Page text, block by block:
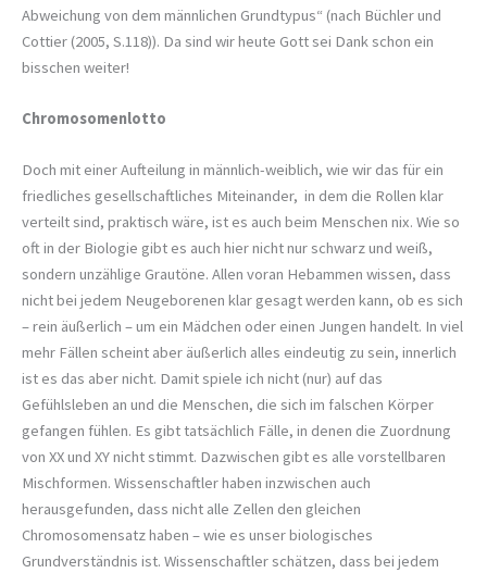
Abweichung von dem männlichen Grundtypus“ (nach Büchler und
Cottier (2005, S.118)). Da sind wir heute Gott sei Dank schon ein
bisschen weiter!
Chromosomenlotto
Doch mit einer Aufteilung in männlich-weiblich, wie wir das für ein
friedliches gesellschaftliches Miteinander, in dem die Rollen klar
verteilt sind, praktisch wäre, ist es auch beim Menschen nix. Wie so
oft in der Biologie gibt es auch hier nicht nur schwarz und weiß,
sondern unzählige Grautöne. Allen voran Hebammen wissen, dass
nicht bei jedem Neugeborenen klar gesagt werden kann, ob es sich
– rein äußerlich – um ein Mädchen oder einen Jungen handelt. In viel
mehr Fällen scheint aber äußerlich alles eindeutig zu sein, innerlich
ist es das aber nicht. Damit spiele ich nicht (nur) auf das
Gefühlsleben an und die Menschen, die sich im falschen Körper
gefangen fühlen. Es gibt tatsächlich Fälle, in denen die Zuordnung
von XX und XY nicht stimmt. Dazwischen gibt es alle vorstellbaren
Mischformen. Wissenschaftler haben inzwischen auch
herausgefunden, dass nicht alle Zellen den gleichen
Chromosomensatz haben – wie es unser biologisches
Grundverständnis ist. Wissenschaftler schätzen, dass bei jedem